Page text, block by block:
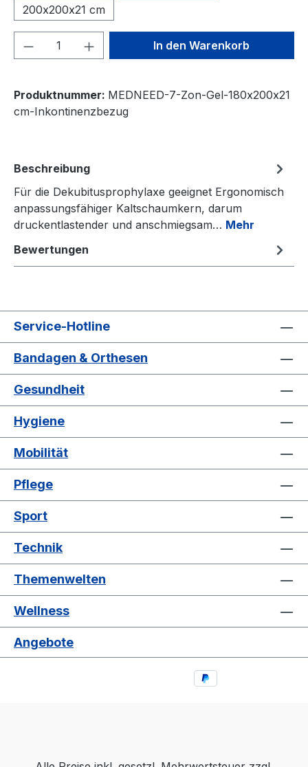
200x200x21 cm
Produkt Anzahl: Gib denIn den Warenkorb
Produktnummer: MEDNEED-7-Zon-Gel-180x200x21
cm-Inkontinenzbezug
Beschreibung
Für die Dekubitusprophylaxe geeignet Ergonomisch
anpassungsfähiger Kaltschaumkern, darum
druckentlastender und anschmiegsam… Mehr
Bewertungen
Service-Hotline
Bandagen & Orthesen
Gesundheit
Hygiene
Mobilität
Pflege
Sport
Technik
Themenwelten
Wellness
Angebote